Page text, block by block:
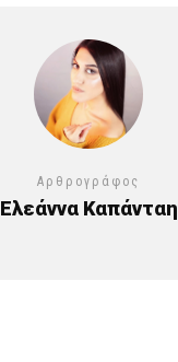
Αρθρογράφος
Ελεάννα Καπάνταη